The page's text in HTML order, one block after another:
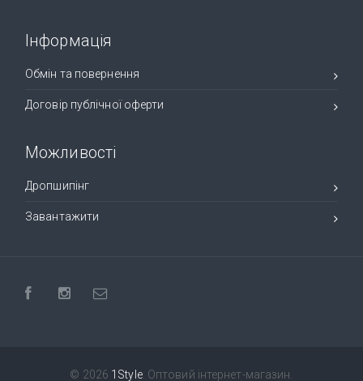
Інформація
Обмін та повернення
Договір публічної оферти
Можливості
Дропшипінг
Завантажити
© 2026 1Style. Оптовий інтернет-магазин.